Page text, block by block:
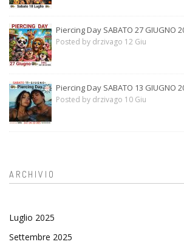
Piercing Day SABATO 27 GIUGNO
Posted by drzivago 12 Giu
Piercing Day SABATO 13 GIUGNO
Posted by drzivago 10 Giu
ARCHIVIO
Luglio 2025
Settembre 2025